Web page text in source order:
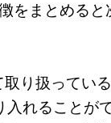
まとめると
り扱っている
れることがで